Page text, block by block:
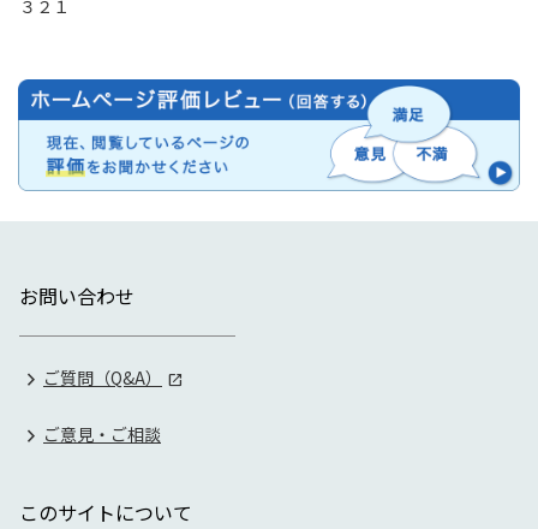
３２１
お問い合わせ
ご質問（Q&A）
ご意見・ご相談
このサイトについて